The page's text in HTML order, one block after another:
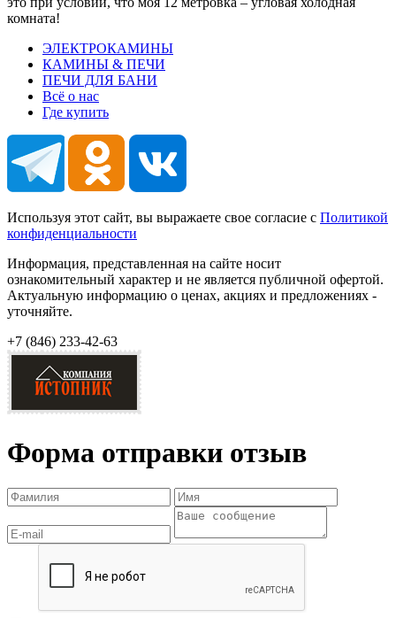
комната!
ЭЛЕКТРОКАМИНЫ
КАМИНЫ & ПЕЧИ
ПЕЧИ ДЛЯ БАНИ
Всё о нас
Где купить
Используя этот сайт, вы выражаете свое согласие с Политикой
конфиденциальности
Информация, представленная на сайте носит
ознакомительный характер и не является публичной офертой.
Актуальную информацию о ценах, акциях и предложениях -
уточняйте.
+7 (846) 233-42-63
Форма отправки отзыв